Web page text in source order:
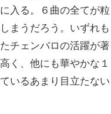
入る。６曲の全てが粒
まうだろう。いずれも
チェンバロの活躍が著
く、他にも華やかな１
いるあまり目立たない